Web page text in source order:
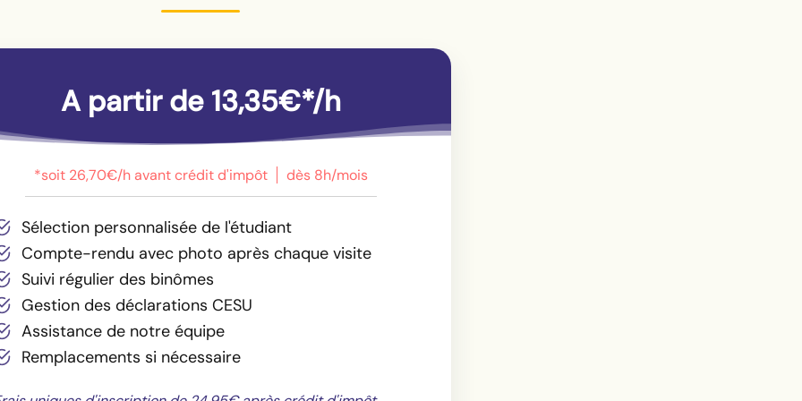
A partir de 13,35€*/h
*soit 26,70€/h avant crédit d'impôt dès 8h/mois
Sélection personnalisée de l'étudiant
Compte-rendu avec photo après chaque visite
Suivi régulier des binômes
Gestion des déclarations CESU
Assistance de notre équipe
Remplacements si nécessaire